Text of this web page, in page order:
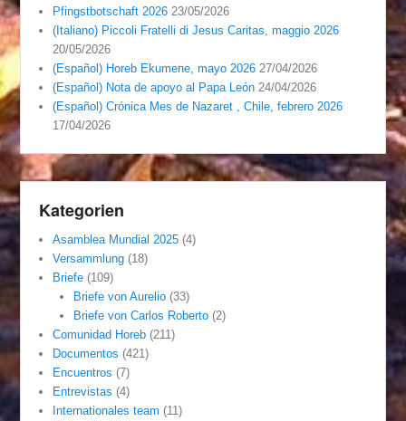
Pfingstbotschaft 2026 23/05/2026
(Italiano) Piccoli Fratelli di Jesus Caritas, maggio 2026
20/05/2026
(Español) Horeb Ekumene, mayo 2026 27/04/2026
(Español) Nota de apoyo al Papa León 24/04/2026
(Español) Crónica Mes de Nazaret , Chile, febrero 2026
17/04/2026
Kategorien
Asamblea Mundial 2025 (4)
Versammlung (18)
Briefe (109)
Briefe von Aurelio(33)
Briefe von Carlos Roberto(2)
Comunidad Horeb (211)
Documentos (421)
Encuentros (7)
Entrevistas (4)
Internationales team (11)